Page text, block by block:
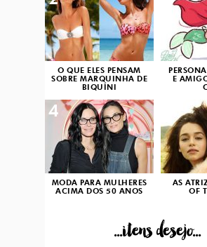
O QUE ELES PENSAM
SOBRE MARQUINHA DE
BIQUÍNI
E
MODA PARA MULHERES
ACIMA DOS 50 ANOS
4
AS
OF
...itens desejo...